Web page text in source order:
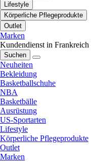
Lifestyle
Körperliche Pflegeprodukte
Outlet
Marken
Kundendienst in Frankreich
Suchen
Neuheiten
Bekleidung
Basketballschuhe
NBA
Basketbälle
Ausrüstung
US-Sportarten
Lifestyle
Körperliche Pflegeprodukte
Outlet
Marken